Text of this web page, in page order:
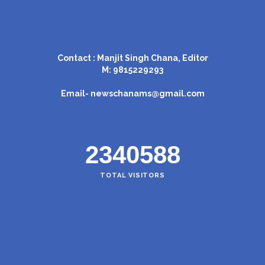
Contact : Manjit Singh Chana, Editor
M: 9815229293
Email- newschanams@gmail.com
2340588
TOTAL VISITORS